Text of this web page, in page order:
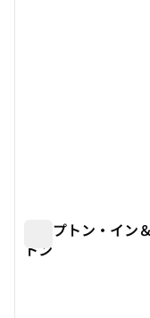
ハンプトン・イ
トン